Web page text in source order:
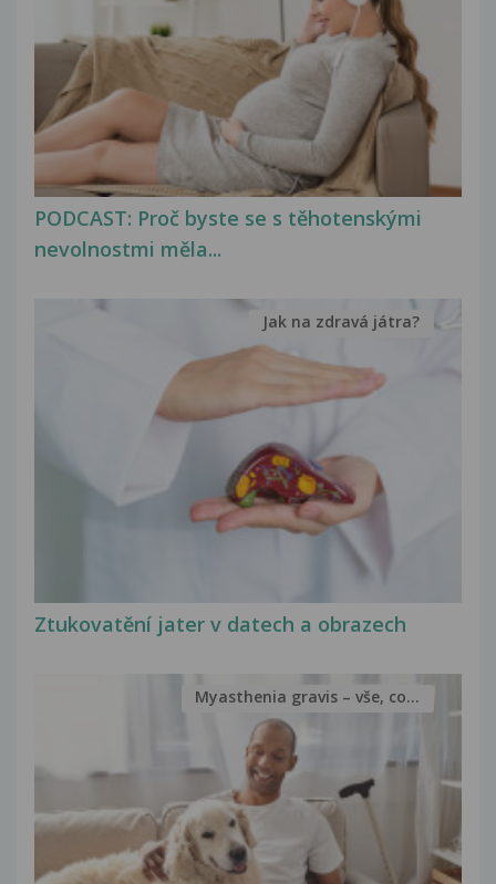
PODCAST: Proč byste se s těhotenskými
nevolnostmi měla...
Ztukovatění jater v datech a obrazech
Jak na zdravá játra?
Myasthenia gravis – vše, co...